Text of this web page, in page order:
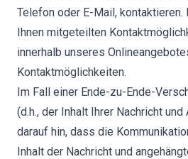
Telefon oder E-Mail,
Ihnen mitgeteilten
innerhalb unseres
Kontaktmöglichkeiten.
Im Fall einer Ende-zu-Ende-
(d.h., der Inhalt Ihrer Nachricht
darauf hin, dass die
Inhalt der Nachricht und